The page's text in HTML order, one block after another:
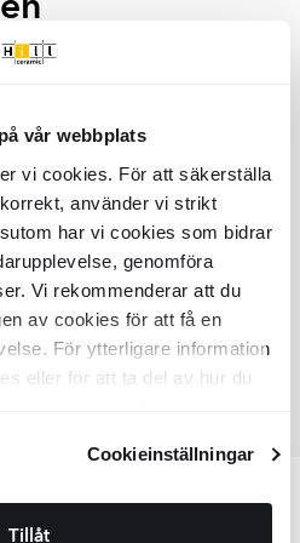
vår webbplats
vi cookies. För att säkerställa
använder vi strikt
har vi cookies som bidrar
genomföra
Vi rekommenderar att du
av cookies för att få en
För ytterligare information
eller för att ta del av hur du
Cookieinställningar
Tillåt
Varenummer: BDOF0030